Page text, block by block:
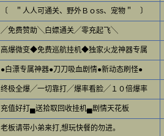
〔 ＂人人可通关、野外Ｂｏss、宠物＂ 〕
╱免费赞助╲白嫖通关╱零充起飞╲
高爆微变◆免费巡航挂机◆独家火龙神器专属
●白漂专属神器●刀刀吸血剧情●新动态刷怪●
终极全爆╱一切靠打╱爆率看脸╱１０倍爆率
充值好打▄送拾取回收挂机▄剧情天花板
老板请带小弟来打,想玩快餐的勿进。
